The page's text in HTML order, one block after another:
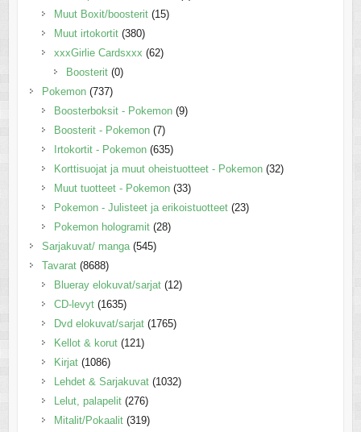
Muut Boxit/boosterit (15)
Muut irtokortit (380)
xxxGirlie Cardsxxx (62)
Boosterit (0)
Pokemon (737)
Boosterboksit - Pokemon (9)
Boosterit - Pokemon (7)
Irtokortit - Pokemon (635)
Korttisuojat ja muut oheistuotteet - Pokemon (32)
Muut tuotteet - Pokemon (33)
Pokemon - Julisteet ja erikoistuotteet (23)
Pokemon hologramit (28)
Sarjakuvat/ manga (545)
Tavarat (8688)
Blueray elokuvat/sarjat (12)
CD-levyt (1635)
Dvd elokuvat/sarjat (1765)
Kellot & korut (121)
Kirjat (1086)
Lehdet & Sarjakuvat (1032)
Lelut, palapelit (276)
Mitalit/Pokaalit (319)